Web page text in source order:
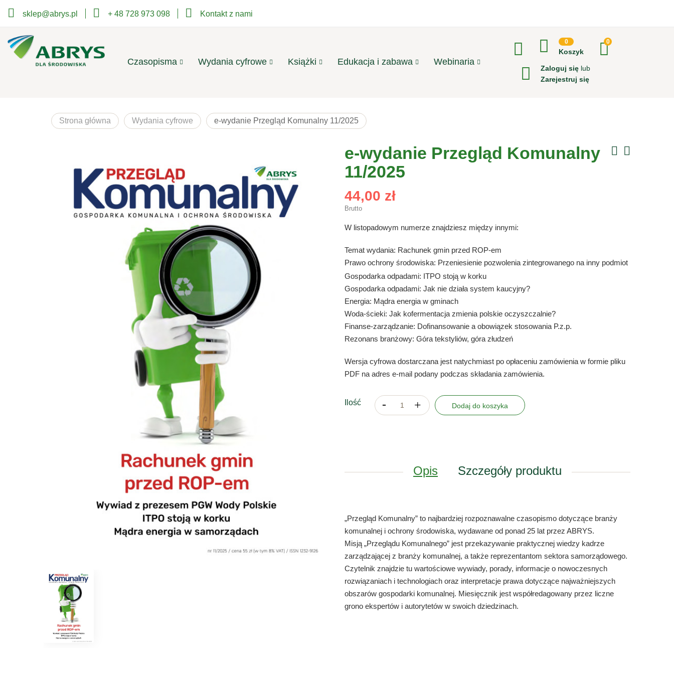
sklep@abrys.pl + 48 728 973 098 Kontakt z nami
0
Koszyk
0
Zaloguj się lub
Zarejestruj się
Czasopisma Wydania cyfrowe Książki Edukacja i zabawa Webinaria
Strona główna Wydania cyfrowe e-wydanie Przegląd Komunalny 11/2025
e-wydanie Przegląd Komunalny
11/2025
44,00 zł
Brutto
W listopadowym numerze znajdziesz między innymi:
Temat wydania: Rachunek gmin przed ROP-em
Prawo ochrony środowiska: Przeniesienie pozwolenia zintegrowanego na inny podmiot
Gospodarka odpadami: ITPO stoją w korku
Gospodarka odpadami: Jak nie działa system kaucyjny?
Energia: Mądra energia w gminach
Woda-ścieki: Jak kofermentacja zmienia polskie oczyszczalnie?
Finanse-zarządzanie: Dofinansowanie a obowiązek stosowania P.z.p.
Rezonans branżowy: Góra tekstyliów, góra złudzeń
Wersja cyfrowa dostarczana jest natychmiast po opłaceniu zamówienia w formie pliku
PDF na adres e-mail podany podczas składania zamówienia.
Ilość Dodaj do koszyka
Opis Szczegóły produktu
„Przegląd Komunalny” to najbardziej rozpoznawalne czasopismo dotyczące branży
komunalnej i ochrony środowiska, wydawane od ponad 25 lat przez ABRYS.
Misją „Przeglądu Komunalnego” jest przekazywanie praktycznej wiedzy kadrze
zarządzającej z branży komunalnej, a także reprezentantom sektora samorządowego.
Czytelnik znajdzie tu wartościowe wywiady, porady, informacje o nowoczesnych
rozwiązaniach i technologiach oraz interpretacje prawa dotyczące najważniejszych
obszarów gospodarki komunalnej. Miesięcznik jest współredagowany przez liczne
grono ekspertów i autorytetów w swoich dziedzinach.